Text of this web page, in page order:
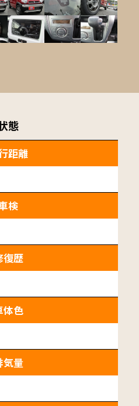
態
距離
検
復歴
体色
気量